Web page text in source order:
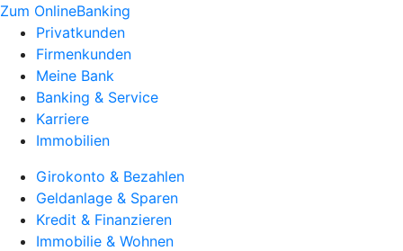
Zum OnlineBanking
Privatkunden
Firmenkunden
Meine Bank
Banking & Service
Karriere
Immobilien
Girokonto & Bezahlen
Geldanlage & Sparen
Kredit & Finanzieren
Immobilie & Wohnen